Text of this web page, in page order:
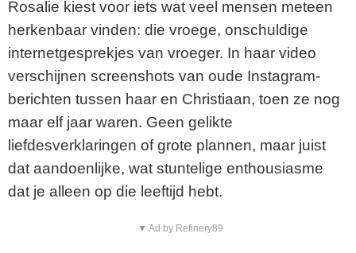
Rosalie kiest voor iets wat veel mensen meteen
herkenbaar vinden: die vroege, onschuldige
internetgesprekjes van vroeger. In haar video
verschijnen screenshots van oude Instagram-
berichten tussen haar en Christiaan, toen ze nog
maar elf jaar waren. Geen gelikte
liefdesverklaringen of grote plannen, maar juist
dat aandoenlijke, wat stuntelige enthousiasme
dat je alleen op die leeftijd hebt.
▼ Ad by Refinery89